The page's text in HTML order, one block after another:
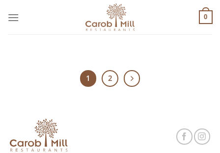
στο
0
1 2